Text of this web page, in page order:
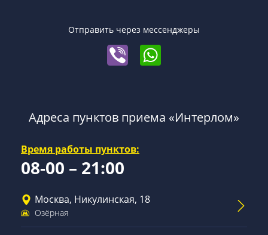
Отправить через мессенджеры
Адреса пунктов приема «Интерлом»
Время работы пунктов:
08-00 – 21:00
Москва, Никулинская, 18
Озёрная